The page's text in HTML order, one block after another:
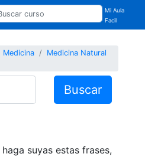
Mi Aula
Facil
Medicina
Medicina Natural
Buscar
suyas estas frases,